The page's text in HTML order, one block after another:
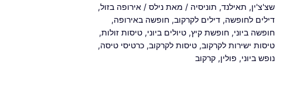
שצ'צ'ין, תאילנד, תוניסיה / מאת נילס / אירופה בזול,
דילים לחופשה, דילים לקרקוב, חופשה באירופה,
חופשה ביוני, חופשת קיץ, טיולים ביוני, טיסות זולות,
טיסות ישירות לקרקוב, טיסות לקרקוב, כרטיסי טיסה,
נופש ביוני, פולין, קרקוב